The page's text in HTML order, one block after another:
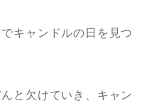
キャンドルの日を見つ
と欠けていき、キャン